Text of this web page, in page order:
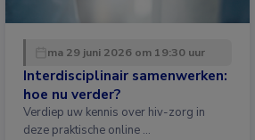
ma 29 juni 2026 om 19:30 uur
Interdisciplinair samenwerken:
hoe nu verder?
Verdiep uw kennis over hiv-zorg in
deze praktische online …